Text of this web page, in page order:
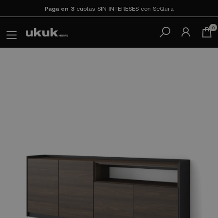
Paga en 3cuotas SIN INTERESES con SeQura
0